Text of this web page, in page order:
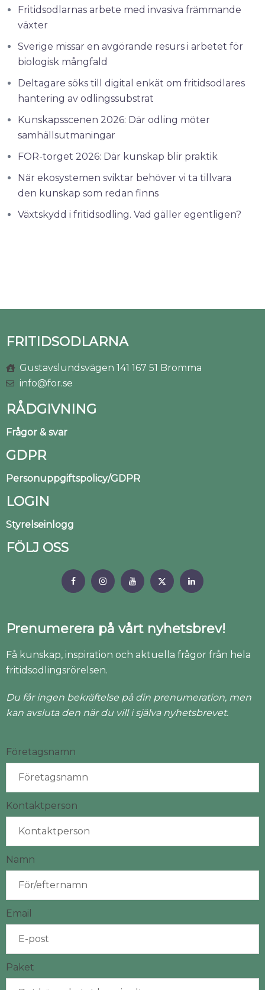
Fritidsodlarnas arbete med invasiva främmande
växter
Sverige missar en avgörande resurs i arbetet för
biologisk mångfald
Deltagare söks till digital enkät om fritidsodlares
hantering av odlingssubstrat
Kunskapsscenen 2026: Där odling möter
samhällsutmaningar
FOR-torget 2026: Där kunskap blir praktik
När ekosystemen sviktar behöver vi ta tillvara
den kunskap som redan finns
Växtskydd i fritidsodling. Vad gäller egentligen?
FRITIDSODLARNA
Gustavslundsvägen 141 167 51 Bromma
info@for.se
RÅDGIVNING
Frågor & svar
GDPR
Personuppgiftspolicy/GDPR
LOGIN
Styrelseinlogg
FÖLJ OSS
Prenumerera på vårt nyhetsbrev!
Få kunskap, inspiration och aktuella frågor från hela
fritidsodlingsrörelsen.
Du får ingen bekräftelse på din prenumeration, men
kan avsluta den när du vill i själva nyhetsbrevet.
Företagsnamn
Kontaktperson
Namn
Email
Paket